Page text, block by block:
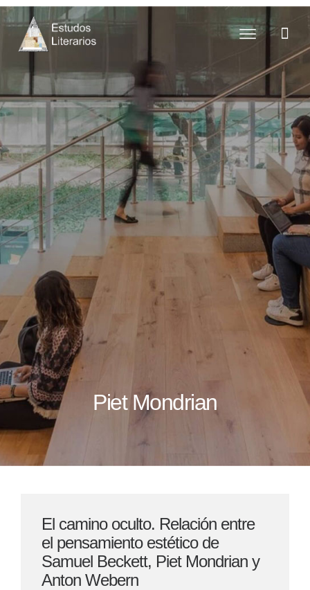
Piet Mondrian
El camino oculto. Relación entre
el pensamiento estético de
Samuel Beckett, Piet Mondrian y
Anton Webern